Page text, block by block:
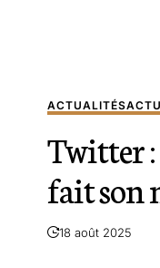
ACTUALITÉS
Twitter :
fait son
18 août 2025